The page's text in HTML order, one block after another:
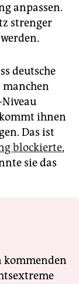
anpassen.
strenger
deutsche
ihnen
Das ist
blockierte,
sie das
kommenden